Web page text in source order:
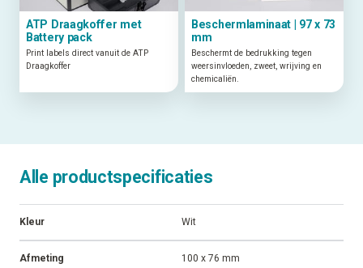
ATP Draagkoffer met
Battery pack
Print labels direct vanuit de ATP
Draagkoffer
Beschermlaminaat | 97 x 73
mm
Beschermt de bedrukking tegen
weersinvloeden, zweet, wrijving en
chemicaliën.
Alle productspecificaties
Kleur Wit
Afmeting 100 x 76 mm